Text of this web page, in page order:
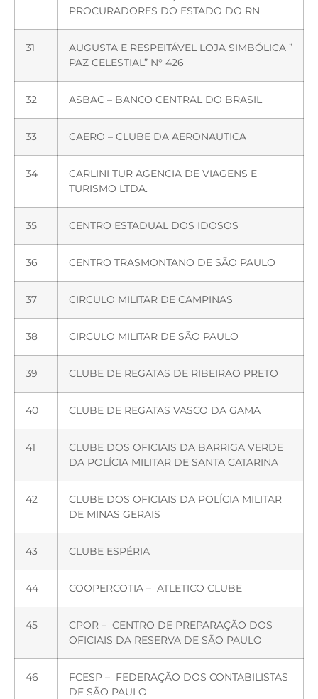
PROCURADORES DO ESTADO DO RN
31
AUGUSTA E RESPEITÁVEL LOJA SIMBÓLICA ”
PAZ CELESTIAL” N° 426
32 ASBAC – BANCO CENTRAL DO BRASIL
33 CAERO – CLUBE DA AERONAUTICA
34
CARLINI TUR AGENCIA DE VIAGENS E
TURISMO LTDA.
35 CENTRO ESTADUAL DOS IDOSOS
36 CENTRO TRASMONTANO DE SÃO PAULO
37 CIRCULO MILITAR DE CAMPINAS
38 CIRCULO MILITAR DE SÃO PAULO
39 CLUBE DE REGATAS DE RIBEIRAO PRETO
40 CLUBE DE REGATAS VASCO DA GAMA
41
CLUBE DOS OFICIAIS DA BARRIGA VERDE
DA POLÍCIA MILITAR DE SANTA CATARINA
42
CLUBE DOS OFICIAIS DA POLÍCIA MILITAR
DE MINAS GERAIS
43 CLUBE ESPÉRIA
44 COOPERCOTIA – ATLETICO CLUBE
45
CPOR – CENTRO DE PREPARAÇÃO DOS
OFICIAIS DA RESERVA DE SÃO PAULO
46
FCESP – FEDERAÇÃO DOS CONTABILISTAS
DE SÃO PAULO